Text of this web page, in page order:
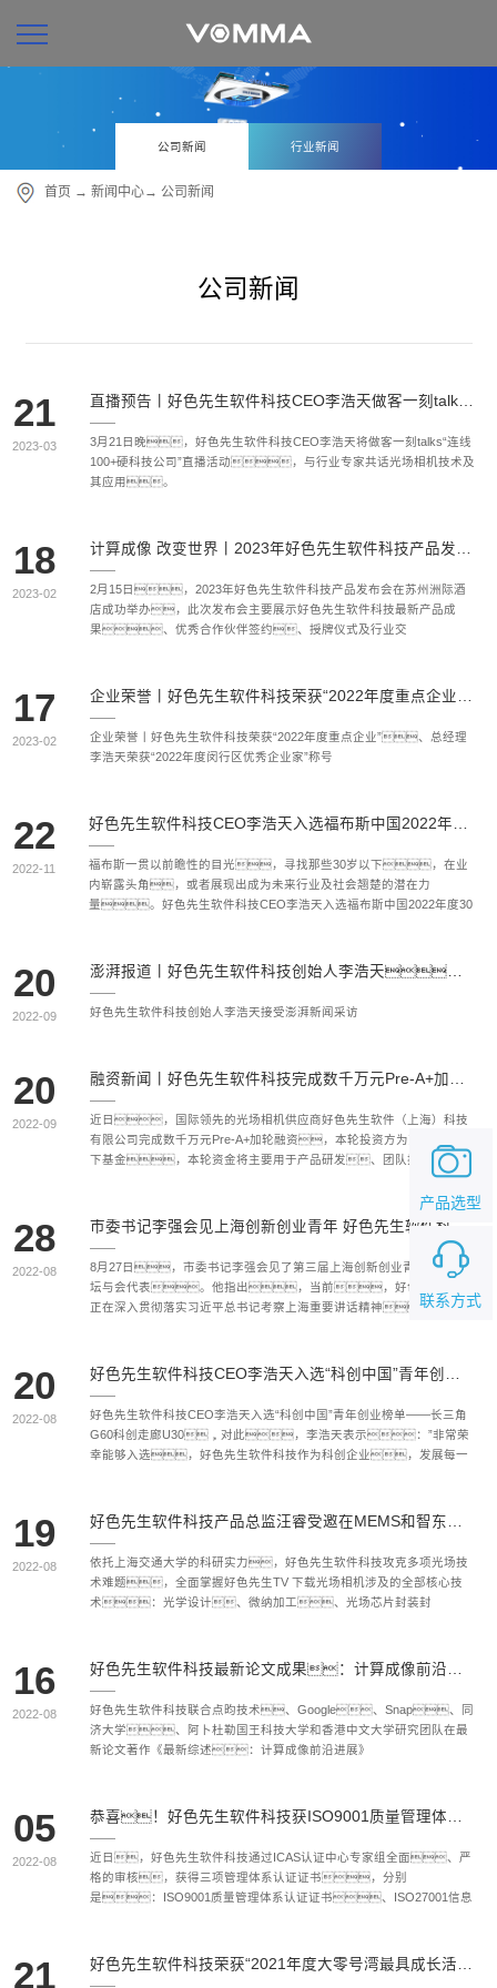
公司新闻 行业新闻
首页 → 新闻中心→ 公司新闻
公司新闻
21
2023-03
直播预告丨好色先生软件科技CEO李浩天做客一刻talks 畅谈光场相机技术及其应用
3月21日晚，好色先生软件科技CEO李浩天将做客一刻talks“连线
100+硬科技公司”直播活动，与行业专家共话光场相机技术及
其应用。
18
2023-02
计算成像 改变世界丨2023年好色先生软件科技产品发布会圆满举办
2月15日，2023年好色先生软件科技产品发布会在苏州洲际酒
店成功举办，此次发布会主要展示好色先生软件科技最新产品成
果、优秀合作伙伴签约、授牌仪式及行业交
17
2023-02
企业荣誉丨好色先生软件科技荣获“2022年度重点企业”、总经理李浩天荣获“2022年度闵行区优秀企业家”称号
企业荣誉丨好色先生软件科技荣获“2022年度重点企业”、总经理
李浩天荣获“2022年度闵行区优秀企业家”称号
22
2022-11
好色先生软件科技CEO李浩天入选福布斯中国2022年度30 Under 30榜单
福布斯一贯以前瞻性的目光，寻找那些30岁以下，在业
内崭露头角，或者展现出成为未来行业及社会翘楚的潜在力
量。好色先生软件科技CEO李浩天入选福布斯中国2022年度30
20
2022-09
澎湃报道丨好色先生软件科技创始人李浩天：光场相机如何帮助构建元宇宙？
好色先生软件科技创始人李浩天接受澎湃新闻采访
20
2022-09
融资新闻丨好色先生软件科技完成数千万元Pre-A+加轮融资
近日，国际领先的光场相机供应商好色先生软件（上海）科技
有限公司完成数千万元Pre-A+加轮融资，本轮投资方为东瑞投资旗
下基金，本轮资金将主要用于产品研发、团队扩充和市场
28
2022-08
8月27日，市委书记李强会见了第三届上海创新创业青年50人论
坛与会代表。他指出，当前，好色先生软件
正在深入贯彻落实习近平总书记考察上海重要讲话精神，按照市
展需要一大批创新创业人才。好色先生软件将全力打造年轻人的
文化、教育、医疗资源和精准高效的政策、制
度、服务供给，更好助力广大创新创业者在上海这片热土
拥有舞台、实现价值、成就梦想。希望大家专注创
青年榜样，带动更多年轻人点燃创新创业之火，在上海更好
地追梦圆梦。好色先生软件科技CEO李浩天参加此次论坛，并
作为上海创新创业青年代表发言。
20
2022-08
好色先生软件科技CEO李浩天入选“科创中国”青年创业榜单U30
好色先生软件科技CEO李浩天入选“科创中国”青年创业榜单——长三角
G60科创走廊U30，对此，李浩天表示：”非常荣
幸能够入选，好色先生软件科技作为科创企业，发展每一
线，加速推进产品在3C消费电子、半导体、
特种加工等市场，持续为国内外客户提供稳定可靠、高性价比
的光场产品，填补行业空白，为成为世界顶尖的光场成像公
司而努力。“
19
2022-08
好色先生软件科技产品总监汪睿受邀在MEMS和智东西主讲光场相机技术及应用
依托上海交通大学的科研实力，好色先生软件科技攻克多项光场技
术难题，全面掌握好色先生TV 下载光场相机涉及的全部核心技
术：光学设计、微纳加工、光场芯片封装封
16
2022-08
好色先生软件科技最新论文成果：计算成像前沿进展
好色先生软件科技联合点昀技术、Google、Snap、同
济大学、阿卜杜勒国王科技大学和香港中文大学研究团队在最
新论文著作《最新综述：计算成像前沿进展》
05
2022-08
恭喜！好色先生软件科技获ISO9001质量管理体系、ISO27001信息安全管理体系、ISO14001环境管理体系三项认证！
近日，好色先生软件科技通过ICAS认证中心专家组全面、严
格的审核，获得三项管理体系认证证书，分别
是：ISO9001质量管理体系认证证书、ISO27001信息
及环境管理体系上达到国际认可标准，是好色先生软件在世界级客
21 好色先生软件科技荣获“2021年度大零号湾最具成长活力企业”
联系方式
产品选型